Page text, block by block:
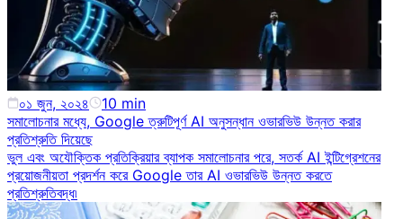
০১ জুন, ২০২৪ 10 min
সমালোচনার মধ্যে, Google ত্রুটিপূর্ণ AI অনুসন্ধান ওভারভিউ উন্নত করার
প্রতিশ্রুতি দিয়েছে
ভুল এবং অযৌক্তিক প্রতিক্রিয়ার ব্যাপক সমালোচনার পরে, সতর্ক AI ইন্টিগ্রেশনের
প্রয়োজনীয়তা প্রদর্শন করে Google তার AI ওভারভিউ উন্নত করতে
প্রতিশ্রুতিবদ্ধ৷